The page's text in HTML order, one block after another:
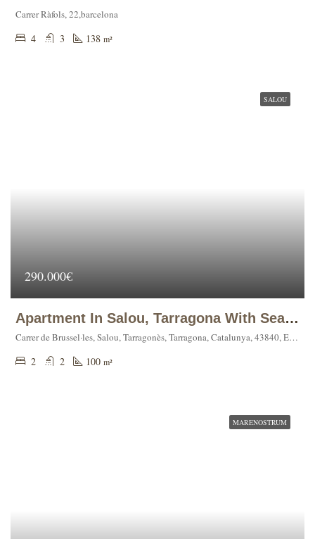
Carrer Ràfols, 22,barcelona
4 3 138 m²
SALOU
290.000€
Apartment In Salou, Tarragona With Sea Views
Carrer de Brussel·les, Salou, Tarragonès, Tarragona, Catalunya, 43840, España
2 2 100 m²
MARENOSTRUM